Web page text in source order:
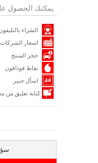
يمكنك الحصول
الشراء
اسعار الشركات
حجز المنتج
نقاط فودافون
اسأل خبير
كتابة تعليق من